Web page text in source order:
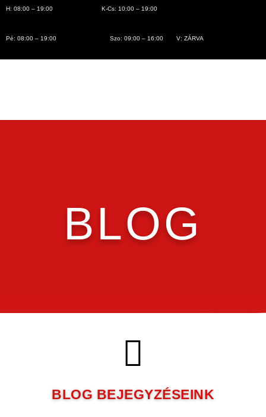
H: 08:00 – 19:00 K-Cs: 10:00 – 19:00
Pé: 08:00 – 19:00 Szo: 09:00 – 16:00 V: ZÁRVA
BLOG
BLOG BEJEGYZÉSEINK